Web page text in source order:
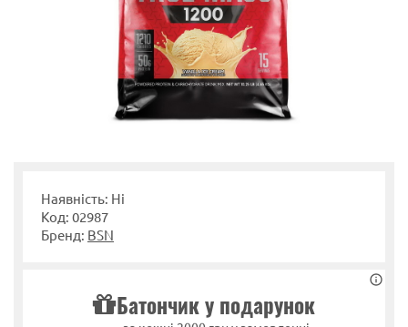
Батончик у подарунок
Наявність: Ні
Код: 02987
Бренд: BSN